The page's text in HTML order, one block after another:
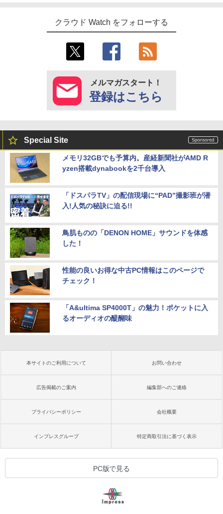
クラウド Watch をフォローする
メルマガスタート！
登録はこちら
Special Site
メモリ32GBでも予算内。産経新聞社がAMD R
yzen搭載dynabookを2千台導入
「ドスパラTV」の配信現場に“PAD”撮影班が潜
入!人気の秘訣に迫る!!
鳥肌ものの「DENON HOME」サウンドを体感
した！
性能の良いお得な中古PC情報はこのページで
チェック！
「A&ultima SP4000T」の魅力！ポケットに入
るオーディオの醍醐味
本サイトのご利用について お問い合わせ
広告掲載のご案内 編集部へのご連絡
プライバシーポリシー 会社概要
インプレスグループ 特定商取引法に基づく表示
PC版で見る